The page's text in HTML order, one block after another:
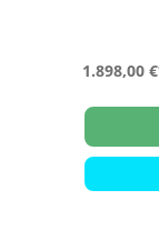
1.898,00